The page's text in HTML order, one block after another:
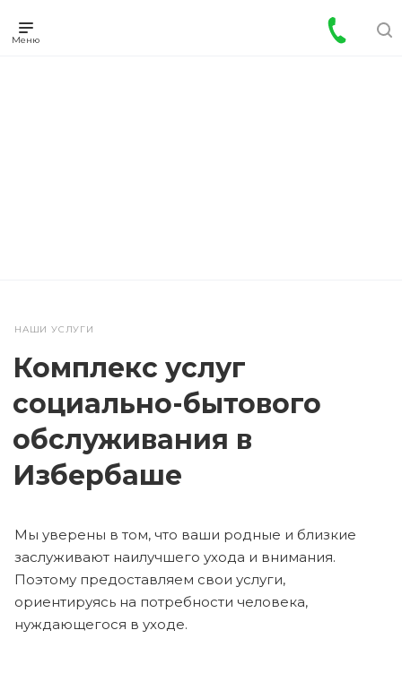
НАШИ УСЛУГИ
Комплекс услуг
социально-бытового
обслуживания в
Избербаше
Мы уверены в том, что ваши родные и близкие
заслуживают наилучшего ухода и внимания.
Поэтому предоставляем свои услуги,
ориентируясь на потребности человека,
нуждающегося в уходе.